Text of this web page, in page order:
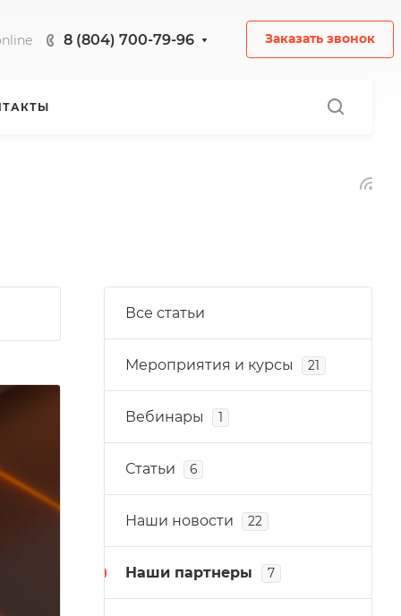
8 (804) 700-79-96 Заказать звонок
Все статьи
Мероприятия и курсы 21
Вебинары 1
Статьи 6
Наши новости 22
Наши партнеры 7